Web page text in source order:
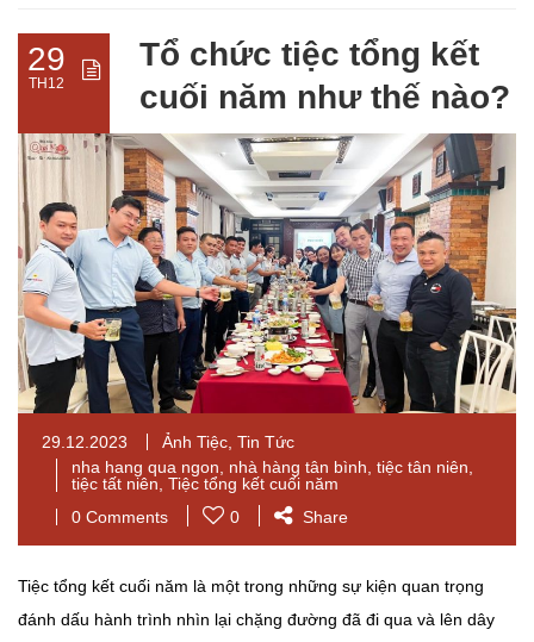
29
TH12
Tổ chức tiệc tổng kết
cuối năm như thế nào?
29.12.2023 Ảnh Tiệc Tin Tức
nha hang qua ngon
nhà hàng tân bình tiệc tân niên
tiệc tất niên Tiệc tổng kết cuối năm
0 Comments
0 Share
Tiệc tổng kết cuối năm là một trong những sự kiện quan trọng
đánh dấu hành trình nhìn lại chặng đường đã đi qua và lên dây